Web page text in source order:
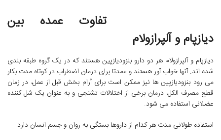
تفاوت عمده بین
دیازپام و آلپرازولام
دیازپام و آلپرازولام هر دو دارو بنزودیازپین هستند که در یک گروه طبقه بندی
شده اند. آنها خواب آور هستند و عمدتا برای درمان اضطراب در کوتاه مدت بکار
می رود بنزودیازپین ها نیز ممکن است برای آرام بخش قبل از عمل، در زمان
قطع مصرف الکل، درمان برخی از اختلالات تشنجی و به عنوان یک شل کننده
عضلانی استفاده می شود.
استفاده طولانی مدت هر کدام از داروها بستگی به روان و جسم انسان دارد.